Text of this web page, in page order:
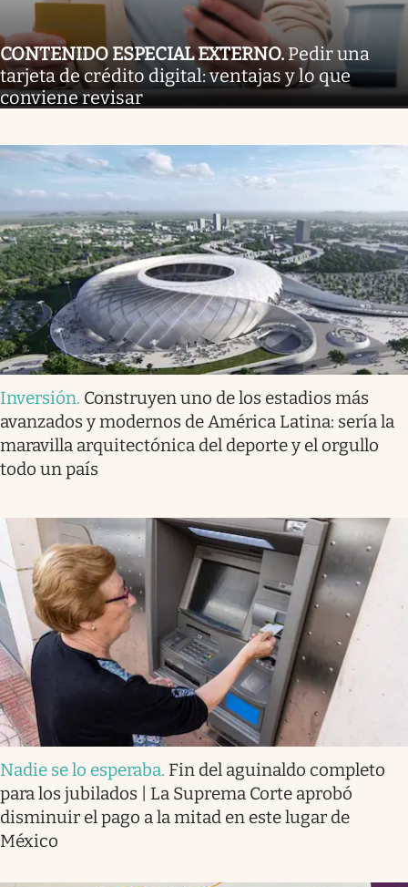
CONTENIDO ESPECIAL EXTERNO.Pedir una
tarjeta de crédito digital: ventajas y lo que
conviene revisar
Inversión. Construyen uno de los estadios más
avanzados y modernos de América Latina: sería la
maravilla arquitectónica del deporte y el orgullo
todo un país
Nadie se lo esperaba. Fin del aguinaldo completo
para los jubilados | La Suprema Corte aprobó
disminuir el pago a la mitad en este lugar de
México